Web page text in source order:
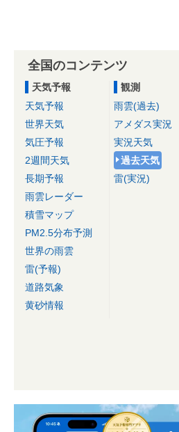
全国のコンテンツ
天気予報
天気予報
世界天気
気圧予報
2週間天気
長期予報
雨雲レーダー
積雪マップ
PM2.5分布予測
世界の雨雲
雷(予報)
道路気象
黄砂情報
観測
雨雲(過去)
アメダス実況
実況天気
過去天気
雷(実況)